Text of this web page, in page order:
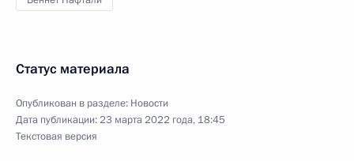
Статус материала
Опубликован в разделе: Новости
Дата публикации:23 марта 2022 года, 18:45
Текстовая версия